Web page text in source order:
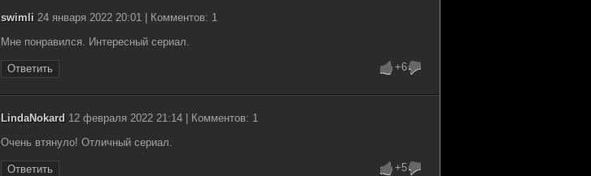
swimli 24 января 2022 20:01 | Комментов: 1
Мне понравился. Интересный сериал.
Ответить +6
LindaNokard 12 февраля 2022 21:14 | Комментов: 1
Очень втянуло! Отличный сериал.
Ответить +5